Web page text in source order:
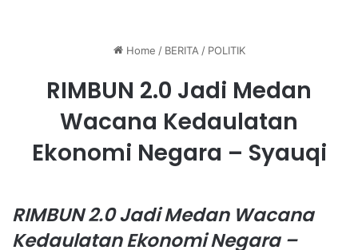
Home / BERITA / POLITIK
RIMBUN 2.0 Jadi Medan
Wacana Kedaulatan
Ekonomi Negara – Syauqi
RIMBUN 2.0 Jadi Medan Wacana
Kedaulatan Ekonomi Negara –